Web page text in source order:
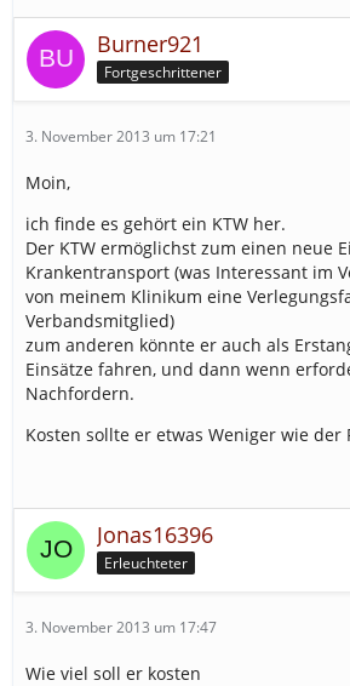
Burner921
Fortgeschrittener
3. November 2013 um 17:21
Moin,
ich finde es gehört ein KTW her.
Der KTW ermöglichst zum einen neue
Krankentransport (was Interessant im
von meinem Klinikum eine
Verbandsmitglied)
zum anderen könnte er auch als
Einsätze fahren, und dann wenn
Nachfordern.
Kosten sollte er etwas Weniger wie der
Jonas16396
Erleuchteter
3. November 2013 um 17:47
Wie viel soll er kosten